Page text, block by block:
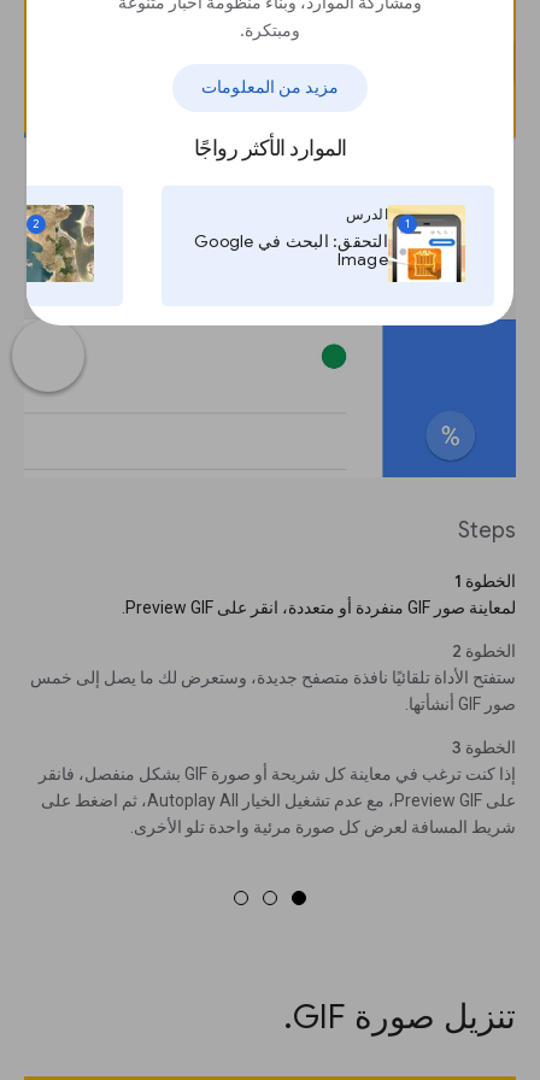
ومبتكرة.
مزيد من المعلومات
الموارد الأكثر رواجًا
1
الدرس
التحقق: البحث في Google
Image
2
Steps
الخطوة 1
لمعاينة صور GIF منفردة أو متعددة، انقر على Preview GIF.
الخطوة 2
ستفتح الأداة تلقائيًا نافذة متصفح جديدة، وستعرض لك ما يصل إلى خمس
صور GIF أنشأتها.
الخطوة 3
إذا كنت ترغب في معاينة كل شريحة أو صورة GIF بشكل منفصل، فانقر
على Preview GIF، مع عدم تشغيل الخيار Autoplay All، ثم اضغط على
شريط المسافة لعرض كل صورة مرئية واحدة تلو الأخرى.
تنزيل صورة GIF.